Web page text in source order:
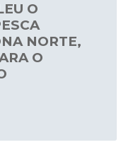
O
NORTE,
O